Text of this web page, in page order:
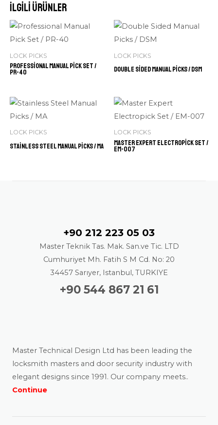
İlgili ürünler
LOCK PICKS
Professional Manual Pick Set /
PR-40
LOCK PICKS
Double Sided Manual Picks / DSM
LOCK PICKS
Stainless Steel Manual Picks / MA
LOCK PICKS
Master Expert Electropick Set /
EM-007
+90 212 223 05 03
Master Teknik Tas. Mak. San.ve Tic. LTD
Cumhuriyet Mh. Fatih S M Cd. No: 20
34457 Sarıyer, Istanbul, TURKIYE
+90 544 867 21 61
Master Technical Design Ltd has been leading the
locksmith masters and door security industry with
elegant designs since 1991. Our company meets..
Continue